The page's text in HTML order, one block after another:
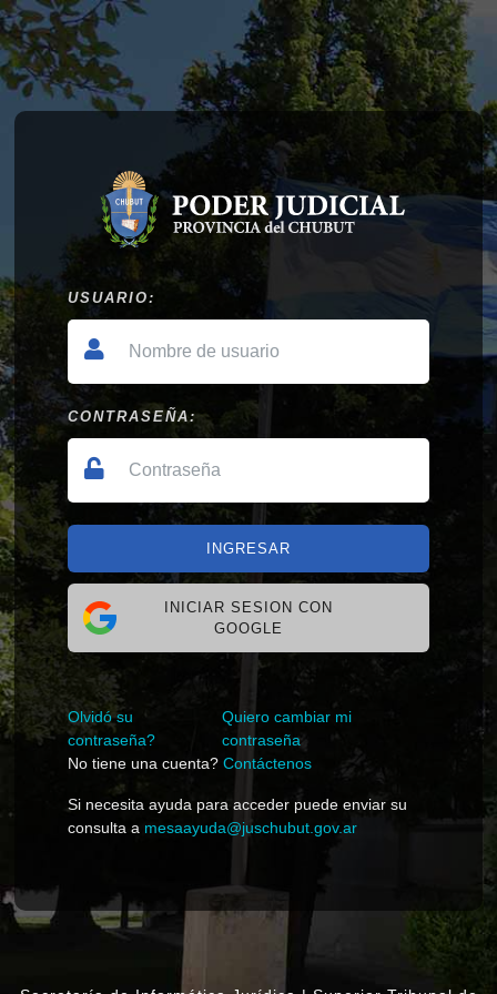
USUARIO:
CONTRASEÑA:
INGRESAR
INICIAR SESION CON
GOOGLE
Olvidó su
contraseña?
Quiero cambiar mi
contraseña
No tiene una cuenta? Contáctenos
Si necesita ayuda para acceder puede enviar su
consulta a mesaayuda@juschubut.gov.ar